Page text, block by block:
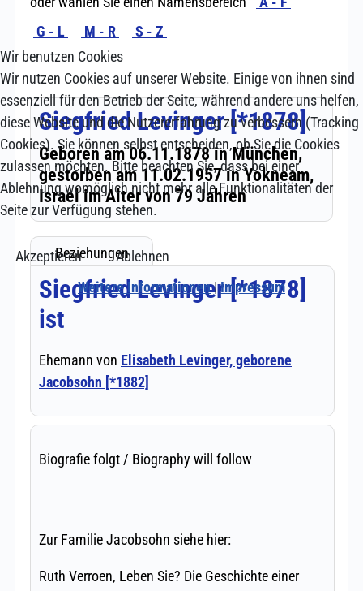
Wir benutzen Cookies
Wir nutzen Cookies auf unserer Website. Einige von ihnen sind
essenziell für den Betrieb der Seite, während andere uns helfen,
diese Website und die Nutzererfahrung zu verbessern (Tracking
Cookies). Sie können selbst entscheiden, ob Sie die Cookies
zulassen möchten. Bitte beachten Sie, dass bei einer
Ablehnung womöglich nicht mehr alle Funktionalitäten der
Seite zur Verfügung stehen.
Akzeptieren
Ablehnen
Weitere Informationen|Impressum